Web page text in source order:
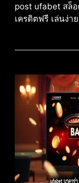
post ufabet สล็อ
เครดิตฟรี เล่นง่า